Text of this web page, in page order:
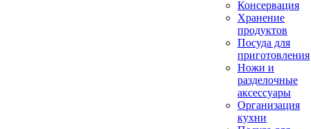
Консервация
Хранение
продуктов
Посуда для
приготовления
Ножи и
разделочные
аксессуары
Организация
кухни